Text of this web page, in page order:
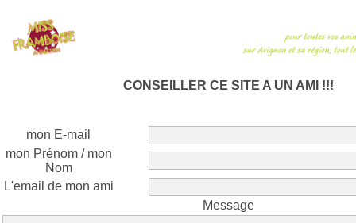
CONSEILLER CE SITE A UN AMI !!!
mon E-mail
mon Prénom / mon
Nom
L'email de mon ami
Message